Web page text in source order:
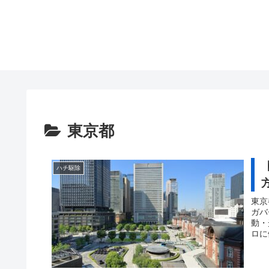
東京都
ハチ駆除
東
ガ
動
ロ